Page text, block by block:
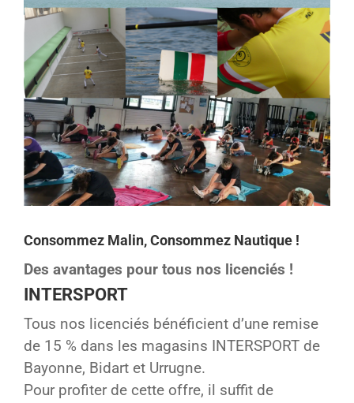
Consommez Malin, Consommez Nautique !
Des avantages pour tous nos licenciés !
INTERSPORT
Tous nos licenciés bénéficient d’une remise
de 15 % dans les magasins INTERSPORT de
Bayonne, Bidart et Urrugne.
Pour profiter de cette offre, il suffit de